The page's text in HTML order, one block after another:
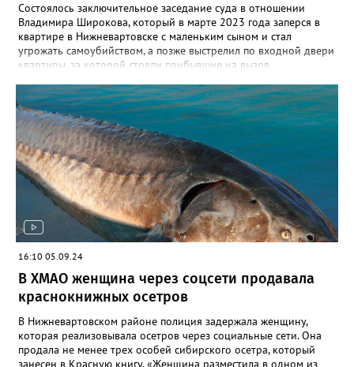
Состоялось заключительное заседание суда в отношении
Владимира Широкова, который в марте 2023 года заперся в
квартире в Нижневартовске с маленьким сыном и стал
угрожать самоубийством, а позже выстрелил по входной двери
квартиры, за которой стояли прибывшие на вызов
квартиры и подвала дома. В происшествии никто не пострадал,
силовики договорились с Широковым, он отпустил ребенка и
сдался сам. Как рассказал Gorod3466.ru источник, знакомый с
ситуацией, на заседании суда было принято постановление
провести дополнительную экспертизу из-за недостоверности
психолого- психиатрической экспертизы, проведенной ранее.
До проведения проверки Владимир будет находится в СИЗО.
Напомним, ранее в 2023 году Широкову выдвигались
обвинения по двум статьям: в незаконном лишении свободы
несовершеннолетнего и посягательстве на жизнь сотрудников
правоохранительных органов. После проведения следственных
обвинительное заключение, состоявшее из 19 томов. Его судят
по пяти статьям, помимо двух, выдвигаемых ранее, добавились
статьи: угроза убийством, хулиганство, совершенное с
применением оружия, заведомо ложное сообщение об акте
терроризма.
16:10 05.09.24
В ХМАО женщина через соцсети продавала
краснокнижных осетров
В Нижневартовском районе полиция задержала женщину,
которая реализовывала осетров через социальные сети. Она
продала не менее трех особей сибирского осетра, который